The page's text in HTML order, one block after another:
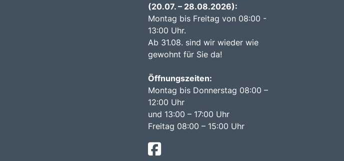
(20.07. – 28.08.2026):
Montag bis Freitag von 08:00 -
13:00 Uhr.
Ab 31.08. sind wir wieder wie
gewohnt für Sie da!
Öffnungszeiten:
Montag bis Donnerstag 08:00 –
12:00 Uhr
und 13:00 – 17:00 Uhr
Freitag 08:00 – 15:00 Uhr